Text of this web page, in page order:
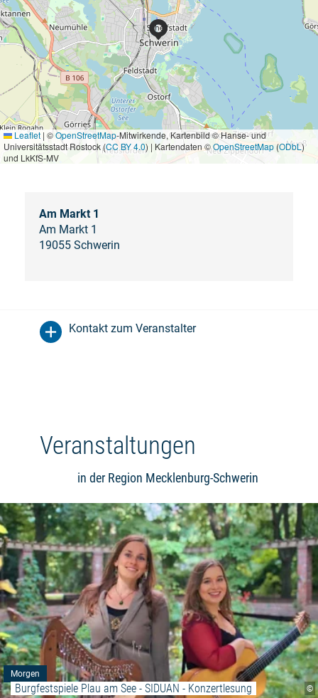
Leaflet | ©OpenStreetMap-Mitwirkende, Kartenbild © Hanse- und
Universitätsstadt Rostock (CC BY 4.0) | Kartendaten ©OpenStreetMap(ODbL)
und LkKfS-MV
Am Markt 1
Am Markt 1
19055 Schwerin
Kontakt zum Veranstalter
Veranstaltungen
in der Region Mecklenburg-Schwerin
©
Morgen
Burgfestspiele Plau am See - SIDUAN - Konzertlesung